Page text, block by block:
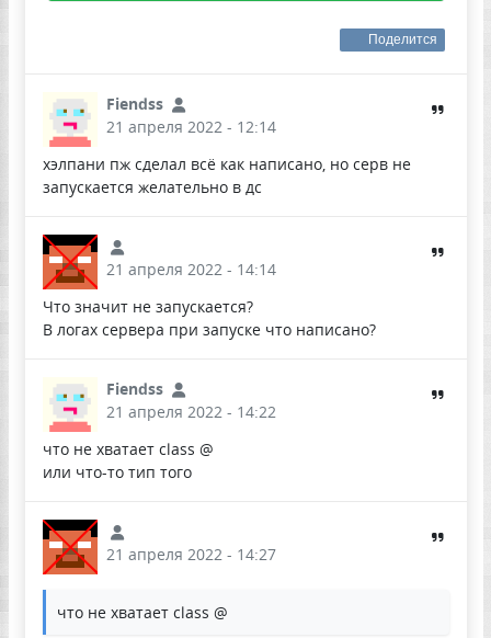
Поделится
Fiendss
21 апреля 2022 - 12:14
хэлпани пж сделал всё как написано, но серв не
запускается желательно в дс
21 апреля 2022 - 14:14
Что значит не запускается?
В логах сервера при запуске что написано?
Fiendss
21 апреля 2022 - 14:22
что не хватает class @
или что-то тип того
21 апреля 2022 - 14:27
что не хватает class @